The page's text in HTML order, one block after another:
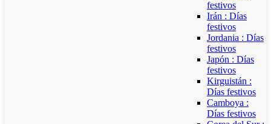
festivos
Irán : Días
festivos
Jordania : Días
festivos
Japón : Días
festivos
Kirguistán :
Días festivos
Camboya :
Días festivos